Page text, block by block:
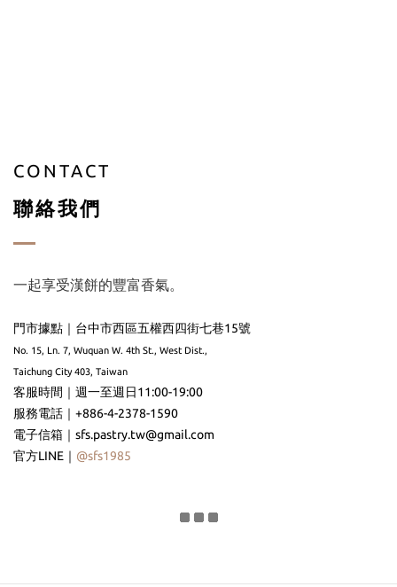
CONTACT
聯絡我們
一起享受漢餅的豐富香氣。
門市據點｜台中市西區五權西四街七巷15號
No. 15, Ln. 7, Wuquan W. 4th St., West Dist.,
Taichung City 403, Taiwan
客服時間｜週一至週日11:00-19:00
服務電話｜+886-4-2378-1590
電子信箱｜ sfs.pastry.tw@gmail.com
官方LINE｜ @sfs1985